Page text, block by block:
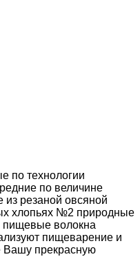
по технологии
по величине
из резаной овсяной
хлопьях №2 природные
пищевые волокна
пищеварение и
Вашу прекрасную